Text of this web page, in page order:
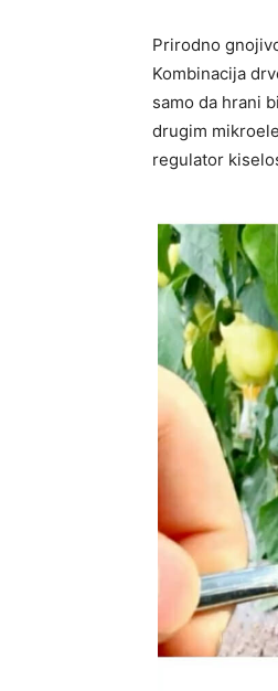
Prirodno
Kombinacija
samo da hrani
drugim
regulator